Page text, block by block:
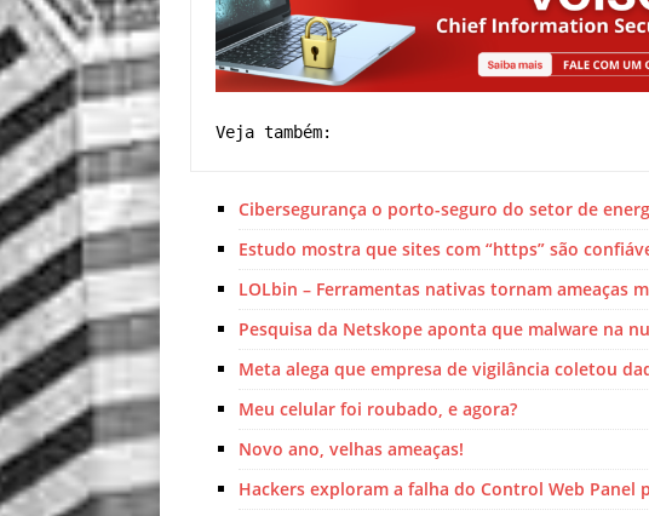
Veja também:
Cibersegurança o porto-seguro do setor de
Estudo mostra que sites com “https” são
LOLbin – Ferramentas nativas tornam ameaças
Pesquisa da Netskope aponta que malware na
Meta alega que empresa de vigilância coletou
Meu celular foi roubado, e agora?
Novo ano, velhas ameaças!
Hackers exploram a falha do Control Web Panel